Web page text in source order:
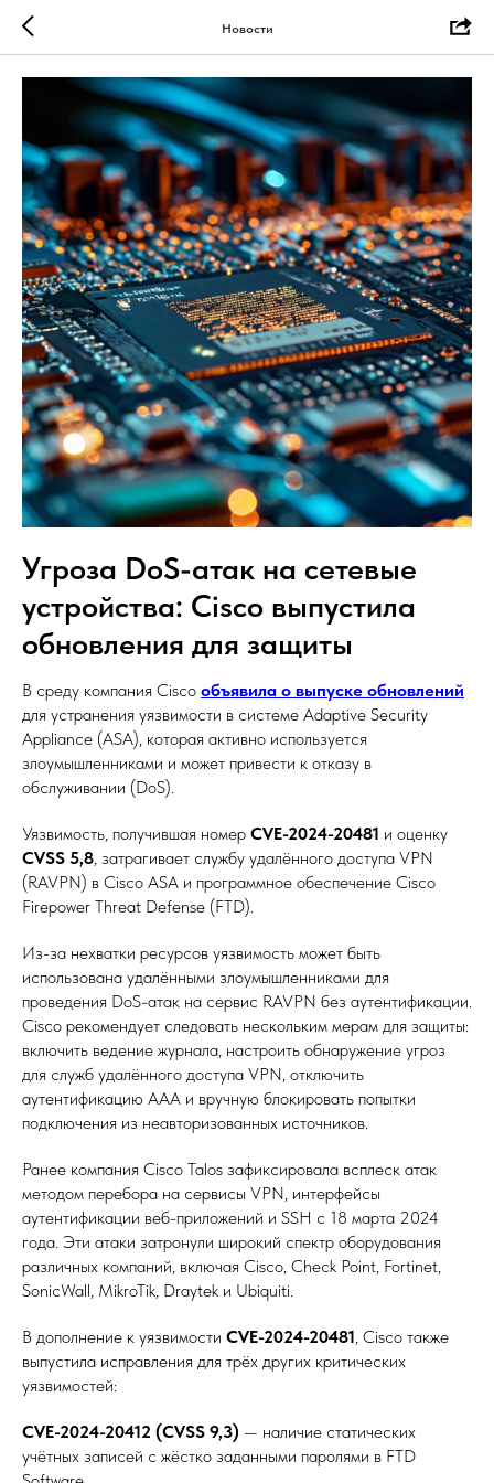
Новости
Угроза DoS-атак на сетевые
устройства: Cisco выпустила
обновления для защиты
В среду компания Cisco объявила о выпуске обновлений
для устранения уязвимости в системе Adaptive Security
Appliance (ASA), которая активно используется
злоумышленниками и может привести к отказу в
обслуживании (DoS).
Уязвимость, получившая номер CVE-2024-20481 и оценку
CVSS 5,8, затрагивает службу удалённого доступа VPN
(RAVPN) в Cisco ASA и программное обеспечение Cisco
Firepower Threat Defense (FTD).
Из-за нехватки ресурсов уязвимость может быть
использована удалёнными злоумышленниками для
проведения DoS-атак на сервис RAVPN без аутентификации.
Cisco рекомендует следовать нескольким мерам для защиты:
включить ведение журнала, настроить обнаружение угроз
для служб удалённого доступа VPN, отключить
аутентификацию AAA и вручную блокировать попытки
подключения из неавторизованных источников.
Ранее компания Cisco Talos зафиксировала всплеск атак
методом перебора на сервисы VPN, интерфейсы
аутентификации веб-приложений и SSH с 18 марта 2024
года. Эти атаки затронули широкий спектр оборудования
различных компаний, включая Cisco, Check Point, Fortinet,
SonicWall, MikroTik, Draytek и Ubiquiti.
В дополнение к уязвимости CVE-2024-20481, Cisco также
выпустила исправления для трёх других критических
уязвимостей:
CVE-2024-20412 (CVSS 9,3) — наличие статических
учётных записей с жёстко заданными паролями в FTD